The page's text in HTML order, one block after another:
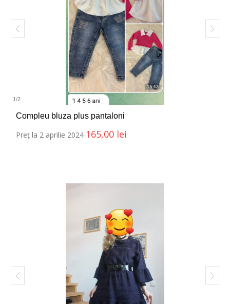
1 /2
Compleu bluza plus pantaloni
Preț la 2 aprilie 2024 165,00 lei